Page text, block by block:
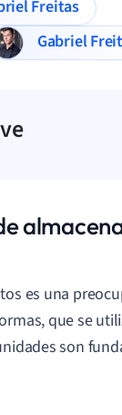
Freitas
Gabriel
es una
que se
son